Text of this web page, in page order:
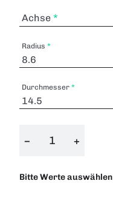
Achse
Radius
Durchmesser
− +
Bitte Werte auswählen